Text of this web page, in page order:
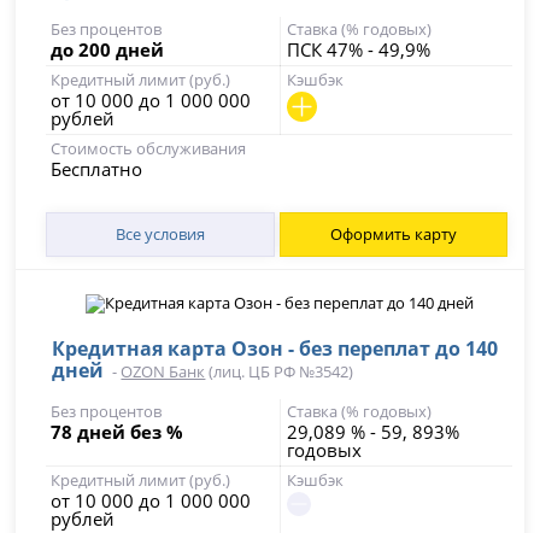
Без процентов
до 200 дней
Ставка (% годовых)
ПСК 47% - 49,9%
Кредитный лимит (руб.)
от 10 000 до 1 000 000
рублей
Кэшбэк
Стоимость обслуживания
Бесплатно
Все условия Оформить карту
Кредитная карта Озон - без переплат до 140
дней - OZON Банк (лиц. ЦБ РФ №3542)
Без процентов
78 дней без %
Ставка (% годовых)
29,089 % - 59, 893%
годовых
Кредитный лимит (руб.)
от 10 000 до 1 000 000
рублей
Кэшбэк